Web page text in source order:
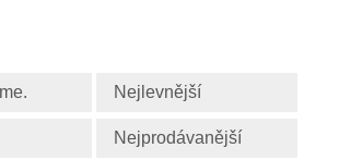
Nejlevnější
Nejprodávanější